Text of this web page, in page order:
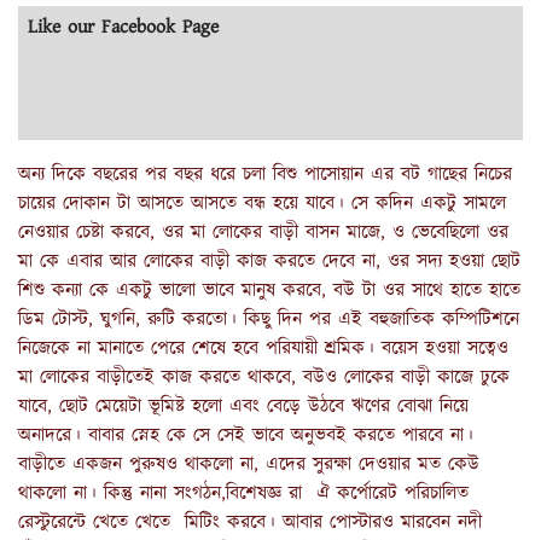
Like our Facebook Page
অন্য দিকে বছরের পর বছর ধরে চলা বিশু পাসোয়ান এর বট গাছের নিচের
চায়ের দোকান টা আসতে আসতে বন্ধ হয়ে যাবে। সে কদিন একটু সামলে
নেওয়ার চেষ্টা করবে, ওর মা লোকের বাড়ী বাসন মাজে, ও ভেবেছিলো ওর
মা কে এবার আর লোকের বাড়ী কাজ করতে দেবে না, ওর সদ্য হওয়া ছোট
শিশু কন্যা কে একটু ভালো ভাবে মানুষ করবে, বউ টা ওর সাথে হাতে হাতে
ডিম টোস্ট, ঘুগনি, রুটি করতো। কিছু দিন পর এই বহুজাতিক কম্পিটিশনে
নিজেকে না মানাতে পেরে শেষে হবে পরিযায়ী শ্রমিক। বয়েস হওয়া সত্বেও
মা লোকের বাড়ীতেই কাজ করতে থাকবে, বউও লোকের বাড়ী কাজে ঢুকে
যাবে, ছোট মেয়েটা ভূমিষ্ট হলো এবং বেড়ে উঠবে ঋণের বোঝা নিয়ে
অনাদরে। বাবার স্নেহ কে সে সেই ভাবে অনুভবই করতে পারবে না।
বাড়ীতে একজন পুরুষও থাকলো না, এদের সুরক্ষা দেওয়ার মত কেউ
থাকলো না। কিন্তু নানা সংগঠন,বিশেষজ্ঞ রা ঐ কর্পোরেট পরিচালিত
রেস্টুরেন্টে খেতে খেতে মিটিং করবে। আবার পোস্টারও মারবেন নদী